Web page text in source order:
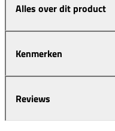
Alles over dit product
Kenmerken
Reviews